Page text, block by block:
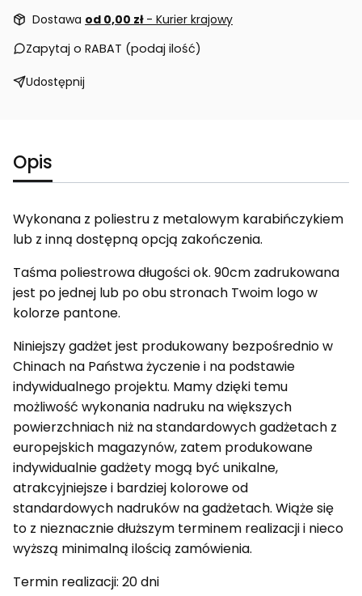
Dostawa od 0,00 zł - Kurier krajowy
Zapytaj o RABAT (podaj ilość)
Udostępnij
Opis
Wykonana z poliestru z metalowym karabińczykiem
lub z inną dostępną opcją zakończenia.
Taśma poliestrowa długości ok. 90cm zadrukowana
jest po jednej lub po obu stronach Twoim logo w
kolorze pantone.
Niniejszy gadżet jest produkowany bezpośrednio w
Chinach na Państwa życzenie i na podstawie
indywidualnego projektu. Mamy dzięki temu
możliwość wykonania nadruku na większych
powierzchniach niż na standardowych gadżetach z
europejskich magazynów, zatem produkowane
indywidualnie gadżety mogą być unikalne,
atrakcyjniejsze i bardziej kolorowe od
standardowych nadruków na gadżetach. Wiąże się
to z nieznacznie dłuższym terminem realizacji i nieco
wyższą minimalną ilością zamówienia.
Termin realizacji: 20 dni